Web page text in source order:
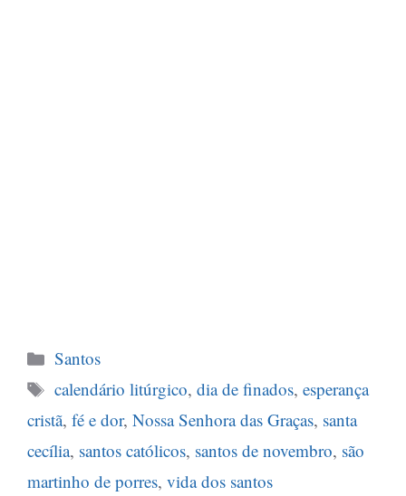
Categorias
Santos
Tags
calendário litúrgico,dia de finados,esperança
cristã, fé e dor, Nossa Senhora das Graças, santa
cecília, santos católicos, santos de novembro, são
martinho de porres, vida dos santos